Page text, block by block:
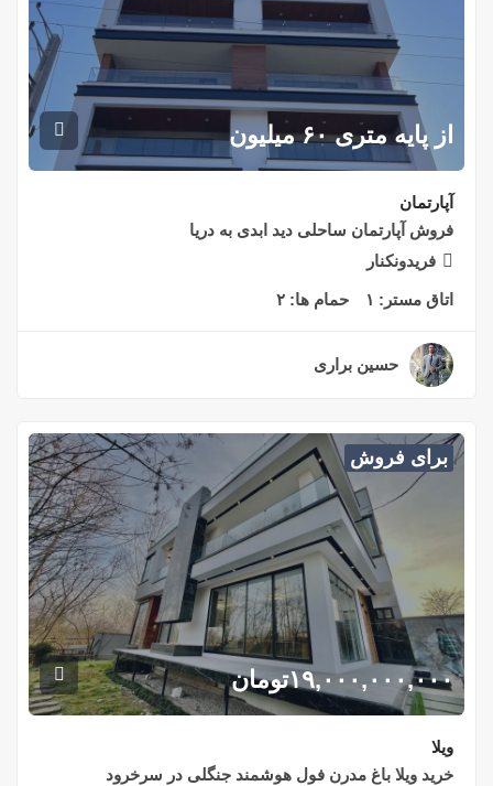
از پایه متری ۶۰ میلیون
آپارتمان
فروش آپارتمان ساحلی دید ابدی به دریا
فریدونکنار
اتاق مستر: ۱ حمام ها: ۲
حسین براری
برای فروش
۱۹,۰۰۰,۰۰۰,۰۰۰تومان
ویلا
خرید ویلا باغ مدرن فول هوشمند جنگلی در سرخرود